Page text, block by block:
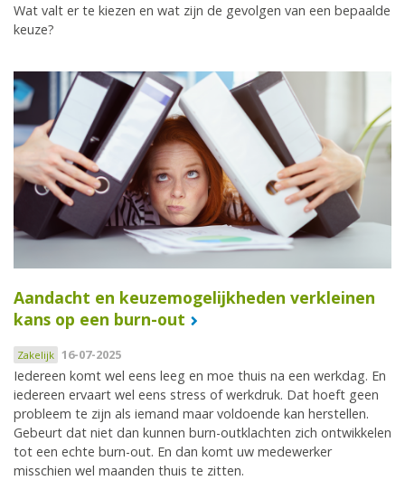
Wat valt er te kiezen en wat zijn de gevolgen van een bepaalde
keuze?
Aandacht en keuzemogelijkheden verkleinen
kans op een burn-out
Zakelijk 16-07-2025
Iedereen komt wel eens leeg en moe thuis na een werkdag. En
iedereen ervaart wel eens stress of werkdruk. Dat hoeft geen
probleem te zijn als iemand maar voldoende kan herstellen.
Gebeurt dat niet dan kunnen burn-outklachten zich ontwikkelen
tot een echte burn-out. En dan komt uw medewerker
misschien wel maanden thuis te zitten.